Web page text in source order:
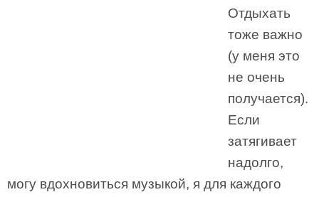
Отдыхать
тоже важно
(у меня это
не очень
получается).
Если
затягивает
надолго,
могу вдохновиться музыкой, я для каждого